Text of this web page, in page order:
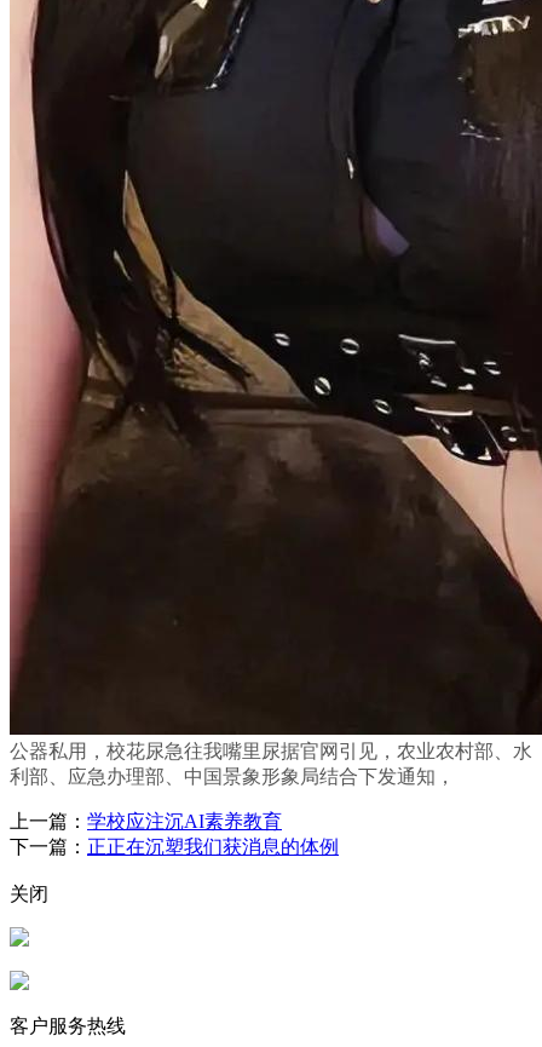
公器私用，校花尿急往我嘴里尿据官网引见，农业农村部、水
利部、应急办理部、中国景象形象局结合下发通知，
上一篇： 学校应注沉AI素养教育
下一篇： 正正在沉塑我们获消息的体例
关闭
客户服务热线